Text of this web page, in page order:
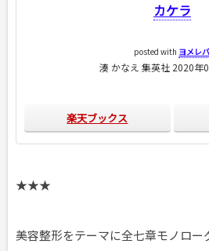
カケラ
posted with ヨメレバ
湊 かなえ 集英社 2020年
楽天ブックス
★★★
美容整形をテーマに全七章モノロ